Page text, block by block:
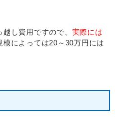
し費用ですので、 実際には
模によっては20～30万円には